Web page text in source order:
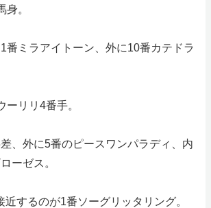
身。
番ミラアイトーン、外に10番カテドラ
ーリリ4番手。
、外に5番のピースワンパラディ、内
ーゼス。
近するのが1番ソーグリッタリング。